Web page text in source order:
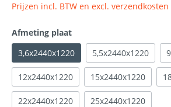
Prijzen incl. BTW en excl. verzendkosten
Afmeting plaat
3,6x2440x1220
5,5x2440x1220
12x2440x1220 15x2440x1220
22x2440x1220 25x2440x1220